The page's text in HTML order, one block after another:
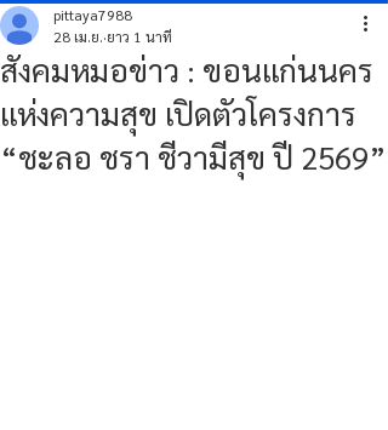
สังคมหมอข่าว : ขอนแก่นนคร
แห่งความสุข เปิดตัวโครงการ
“ชะลอ ชรา ชีวามีสุข ปี 2569”
pittaya7988
28 เม.ย. ยาว 1 นาที